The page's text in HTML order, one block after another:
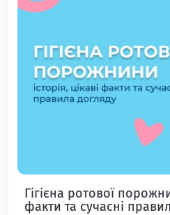
Гігієна ротової
факти та сучасні